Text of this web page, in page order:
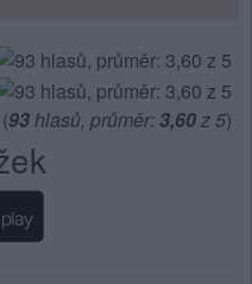
(93hlasů, průměr:3,60z 5)